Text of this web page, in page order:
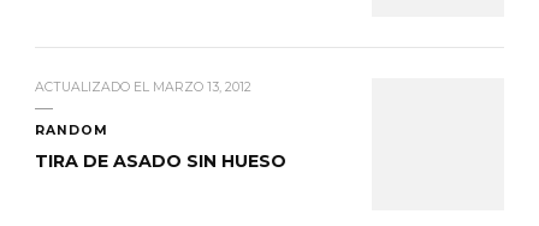
ACTUALIZADO EL MARZO 13, 2012
RANDOM
TIRA DE ASADO SIN HUESO